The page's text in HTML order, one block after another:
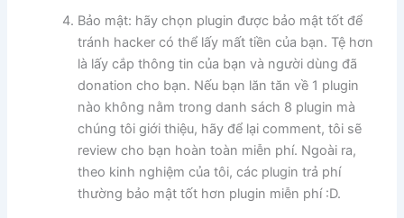
Bảo mật: hãy chọn plugin được bảo mật tốt để
tránh hacker có thể lấy mất tiền của bạn. Tệ hơn
là lấy cắp thông tin của bạn và người dùng đã
donation cho bạn. Nếu bạn lăn tăn về 1 plugin
nào không nằm trong danh sách 8 plugin mà
chúng tôi giới thiệu, hãy để lại comment, tôi sẽ
review cho bạn hoàn toàn miễn phí. Ngoài ra,
theo kinh nghiệm của tôi, các plugin trả phí
thường bảo mật tốt hơn plugin miễn phí :D.